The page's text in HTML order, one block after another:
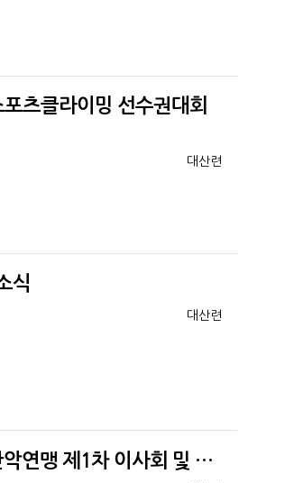
츠클라이밍 선수권대회
등록자
대산련
식
등록자
대산련
악연맹 제1차 이사회 및 …